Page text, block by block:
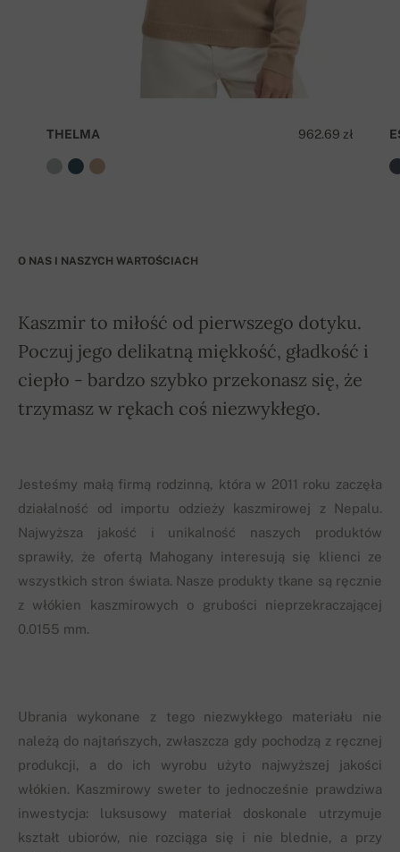
962.69 zł
THELMA
O NAS I NASZYCH WARTOŚCIACH
Kaszmir to miłość od pierwszego dotyku.
Poczuj jego delikatną miękkość, gładkość i
ciepło - bardzo szybko przekonasz się, że
trzymasz w rękach coś niezwykłego.
Jesteśmy małą firmą rodzinną, która w 2011 roku zaczęła
działalność od importu odzieży kaszmirowej z Nepalu.
Najwyższa jakość i unikalność naszych produktów
sprawiły, że ofertą Mahogany interesują się klienci ze
wszystkich stron świata. Nasze produkty tkane są ręcznie
z włókien kaszmirowych o grubości nieprzekraczającej
0.0155 mm.
Ubrania wykonane z tego niezwykłego materiału nie
należą do najtańszych, zwłaszcza gdy pochodzą z ręcznej
produkcji, a do ich wyrobu użyto najwyższej jakości
włókien. Kaszmirowy sweter to jednocześnie prawdziwa
inwestycja: luksusowy materiał doskonale utrzymuje
kształt ubiorów, nie rozciąga się i nie blednie, a przy